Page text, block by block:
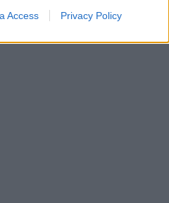
Access Privacy Policy